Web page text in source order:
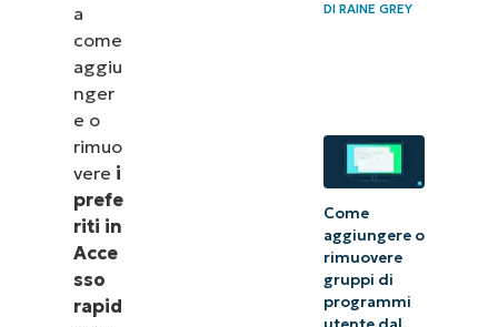
a
come
aggiu
nger
e o
rimuo
vere i
prefe
riti in
Acce
sso
rapid
DIRAINE GREY
Come
aggiungere o
rimuovere
gruppi di
programmi